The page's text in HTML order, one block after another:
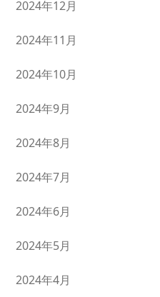
2024年12月
2024年11月
2024年10月
2024年9月
2024年8月
2024年7月
2024年6月
2024年5月
2024年4月